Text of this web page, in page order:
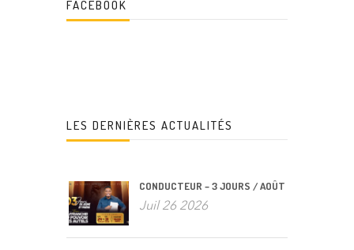
FACEBOOK
LES DERNIÈRES ACTUALITÉS
CONDUCTEUR – 3 JOURS / AOÛT
Juil 26 2026